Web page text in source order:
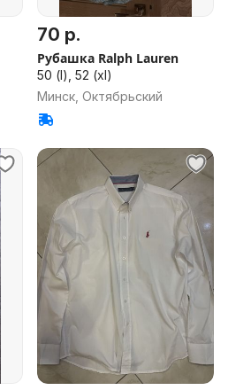
70 р.
Рубашка Ralph Lauren
50 (l), 52 (xl)
Минск, Октябрьский